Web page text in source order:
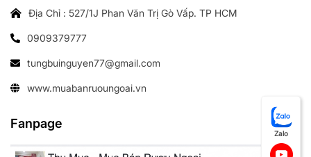
Địa Chỉ : 527/1J Phan Văn Trị Gò Vấp. TP HCM
0909379777
tungbuinguyen77@gmail.com
www.muabanruoungoai.vn
Fanpage
Zalo